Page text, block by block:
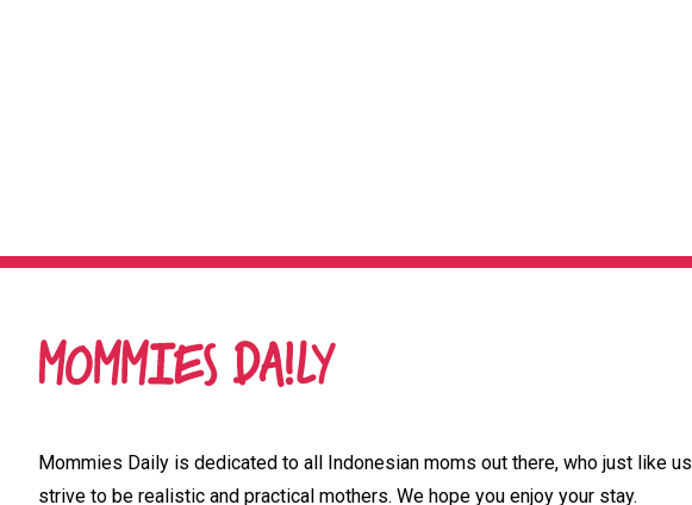
Mommies Daily is dedicated to all Indonesian moms out there, who just like us
strive to be realistic and practical mothers. We hope you enjoy your stay.